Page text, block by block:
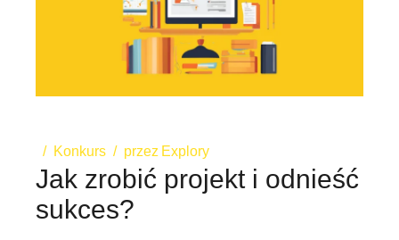
Konkurs przez Explory
Jak zrobić projekt i odnieść
sukces?